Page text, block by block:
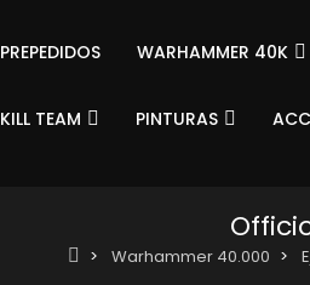
PREPEDIDOS WARHAMMER 40K
KILL TEAM PINTURAS
Warhammer 40.000